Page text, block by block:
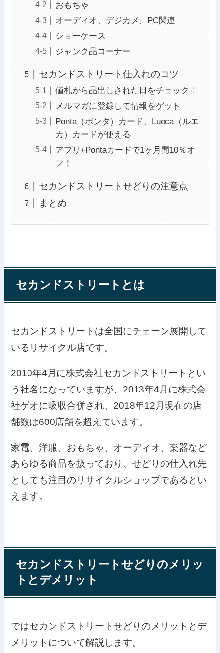
おもちゃ
オーディオ、デジカメ、PC関連
ショーケース
ジャンク品コーナー
セカンドストリート仕入れのコツ
値札から品出しされた日をチェック！
メルマガに登録して情報をゲット
Ponta（ポンタ）カード、Lueca（ルエ
カ）カードが使える
アプリ+Pontaカードで1ヶ月間10％オ
フ！
セカンドストリートせどりの注意点
まとめ
セカンドストリートとは
セカンドストリートは全国にチェーン展開して
いるリサイクル店です。
2010年4月に株式会社セカンドストリートとい
う社名になっていますが、2013年4月に株式会
社ゲオに吸収合併され、2018年12月現在の店
舗数は600店舗を超えています。
家電、洋服、おもちゃ、オーディオ、楽器など
あらゆる商品を扱っており、せどりの仕入れ先
としても注目のリサイクルショップであるとい
えます。
セカンドストリートせどりのメリッ
トとデメリット
ではセカンドストリートせどりのメリットとデ
メリットについて解説します。